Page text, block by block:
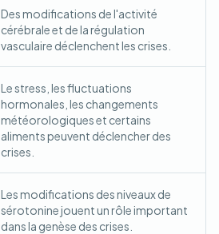
Des modifications de l'activité
cérébrale et de la régulation
vasculaire déclenchent les crises.
Le stress, les fluctuations
hormonales, les changements
météorologiques et certains
aliments peuvent déclencher des
crises.
Les modifications des niveaux de
sérotonine jouent un rôle important
dans la genèse des crises.